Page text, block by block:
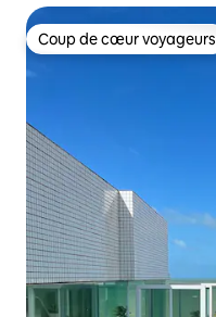
Coup de cœur voyageurs
Coup de cœur voyageurs